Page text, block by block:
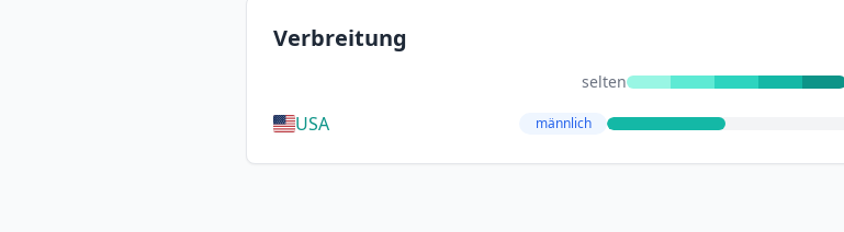
Verbreitung
selten
USA männlich